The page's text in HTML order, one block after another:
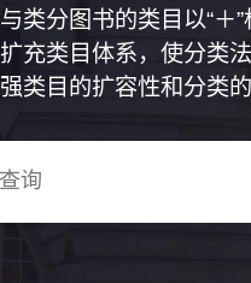
类分图书的类目以“
充类目体系，使分类
类目的扩容性和分类的